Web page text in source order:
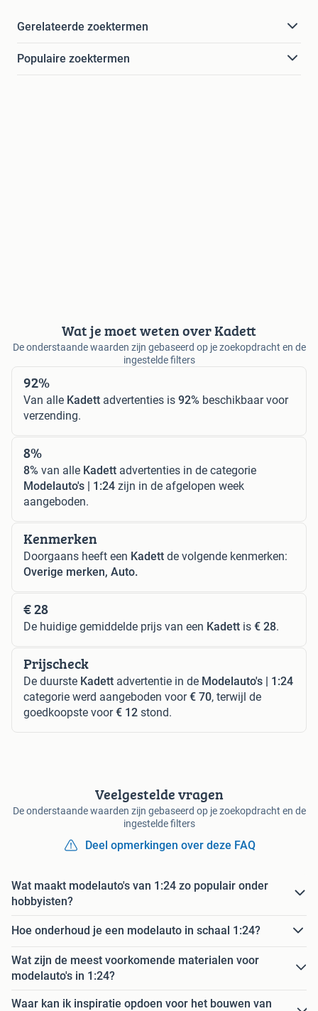
Gerelateerde zoektermen
Populaire zoektermen
Wat je moet weten over Kadett
De onderstaande waarden zijn gebaseerd op je zoekopdracht en de
ingestelde filters
92%
Van alle Kadett advertenties is 92% beschikbaar voor
verzending.
8%
8% van alle Kadett advertenties in de categorie
Modelauto's | 1:24 zijn in de afgelopen week
aangeboden.
Kenmerken
Doorgaans heeft een Kadett de volgende kenmerken:
Overige merken, Auto.
€ 28
De huidige gemiddelde prijs van een Kadett is € 28.
Prijscheck
De duurste Kadett advertentie in de Modelauto's | 1:24
categorie werd aangeboden voor€ 70, terwijl de
goedkoopste voor€ 12 stond.
Veelgestelde vragen
De onderstaande waarden zijn gebaseerd op je zoekopdracht en de
ingestelde filters
Deel opmerkingen over deze FAQ
Wat maakt modelauto's van 1:24 zo populair onder
hobbyisten?
Hoe onderhoud je een modelauto in schaal 1:24?
Wat zijn de meest voorkomende materialen voor
modelauto's in 1:24?
Waar kan ik inspiratie opdoen voor het bouwen van